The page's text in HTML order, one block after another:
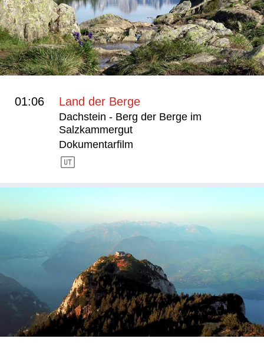
01:06 Land der Berge
Dachstein - Berg der Berge im
Salzkammergut
Dokumentarfilm